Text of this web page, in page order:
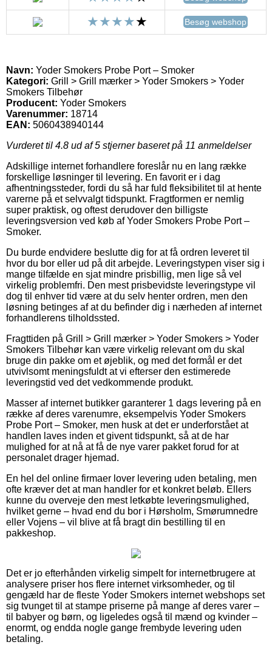
Besøg webshop
Navn: Yoder Smokers Probe Port – Smoker
Kategori: Grill > Grill mærker > Yoder Smokers > Yoder
Smokers Tilbehør
Producent: Yoder Smokers
Varenummer: 18714
EAN: 5060438940144
Vurderet til 4.8 ud af 5 stjerner baseret på 11 anmeldelser
Adskillige internet forhandlere foreslår nu en lang række
forskellige løsninger til levering. En favorit er i dag
afhentningssteder, fordi du så har fuld fleksibilitet til at hente
varerne på et selvvalgt tidspunkt. Fragtformen er nemlig
super praktisk, og oftest derudover den billigste
leveringsversion ved køb af Yoder Smokers Probe Port –
Smoker.
Du burde endvidere beslutte dig for at få ordren leveret til
hvor du bor eller ud på dit arbejde. Leveringstypen viser sig i
mange tilfælde en sjat mindre prisbillig, men lige så vel
virkelig problemfri. Den mest prisbevidste leveringstype vil
dog til enhver tid være at du selv henter ordren, men den
løsning betinges af at du befinder dig i nærheden af internet
forhandlerens tilholdssted.
Fragttiden på Grill > Grill mærker > Yoder Smokers > Yoder
Smokers Tilbehør kan være virkelig relevant om du skal
bruge din pakke om et øjeblik, og med det formål er det
utvivlsomt meningsfuldt at vi efterser den estimerede
leveringstid ved det vedkommende produkt.
Masser af internet butikker garanterer 1 dags levering på en
række af deres varenumre, eksempelvis Yoder Smokers
Probe Port – Smoker, men husk at det er underforstået at
handlen laves inden et givent tidspunkt, så at de har
mulighed for at nå at få de nye varer pakket forud for at
personalet drager hjemad.
En hel del online firmaer lover levering uden betaling, men
ofte kræver det at man handler for et konkret beløb. Ellers
kunne du overveje den mest letkøbte leveringsmulighed,
hvilket gerne – hvad end du bor i Hørsholm, Smørumnedre
eller Vojens – vil blive at få bragt din bestilling til en
pakkeshop.
Det er jo efterhånden virkelig simpelt for internetbrugere at
analysere priser hos flere internet virksomheder, og til
gengæld har de fleste Yoder Smokers internet webshops set
sig tvunget til at stampe priserne på mange af deres varer –
til babyer og børn, og ligeledes også til mænd og kvinder –
enormt, og endda nogle gange frembyde levering uden
betaling.